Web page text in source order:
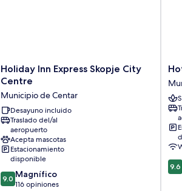
Holiday
Inn
Skopje
City
Centre
Municipio
de
Centar
Holiday Inn Express Skopje City
Centre
Municipio de Centar
Desayuno incluido
Traslado del/al
aeropuerto
Acepta mascotas
Estacionamiento
disponible
9.0
de
9.0 Magnífico
116 opiniones
de
9.6
de
9.6